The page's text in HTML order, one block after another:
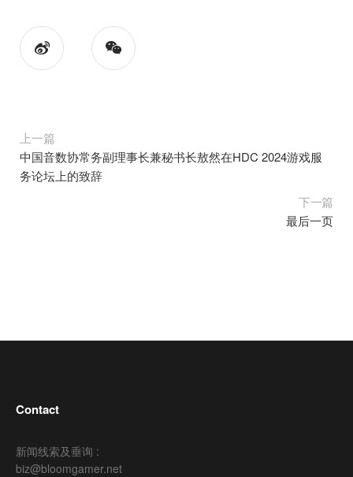
上一篇
中国音数协常务副理事长兼秘书长敖然在HDC 2024游戏服
务论坛上的致辞
下一篇
最后一页
Contact
新闻线索及垂询 :
biz@bloomgamer.net